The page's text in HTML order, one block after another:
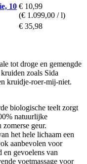
10 € 10,99
(€ 1.099,00 / l)
€ 35,98
tot droge en gemengde
zoals Sida
kruidje-roer-mij-niet.
biologische teelt zorgt
natuurlijke
geur.
het hele lichaam een
aanbevolen voor
en gevoelens van
voetmassage voor